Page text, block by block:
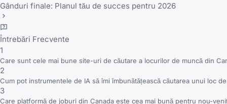
Gânduri finale: Planul tău de succes pentru 2026
Întrebări Frecvente
1
Care sunt cele mai bune site-uri de căutare a locurilor de muncă din
2
Cum pot instrumentele de IA să îmi îmbunătățească căutarea unui loc
3
Care platformă de joburi din Canada este cea mai bună pentru nou-